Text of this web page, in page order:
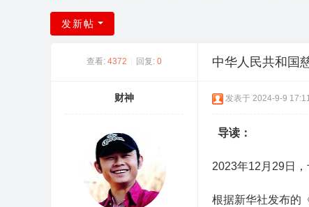
闽
北
发新帖
查看: 4372 回复: 0 中华人民共和国
财神 发表于 2024-9-9
导读 ：
2023年12月29日
根据新华社发布的